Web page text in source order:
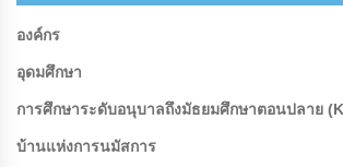
องค์กร
อุดมศึกษา
การศึกษาระดับอนุบาลถึงมัธยมศึกษาตอนปลาย
บ้านแห่งการนมัสการ